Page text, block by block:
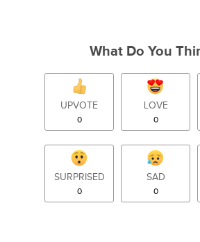
What Do You
UPVOTE
0
LOVE
0
SURPRISED
0
SAD
0